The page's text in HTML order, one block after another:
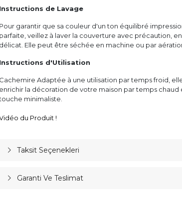
Instructions de Lavage
Pour garantir que sa couleur d'un ton équilibré
parfaite, veillez à laver la couverture avec précaution,
délicat. Elle peut être séchée en machine ou par
Instructions d'Utilisation
Cachemire Adaptée à une utilisation par temps froid,
enrichir la décoration de votre maison par temps chaud
minimaliste.
du Produit !
Taksit Seçenekleri
Garanti Ve Teslimat